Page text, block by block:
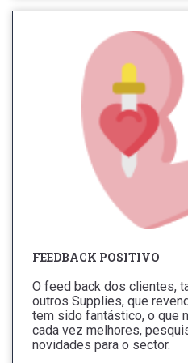
FEEDBACK POSITIVO
O feed back dos clientes,
outros Supplies, que
tem sido fantástico, o que
cada vez melhores,
novidades para o sector.